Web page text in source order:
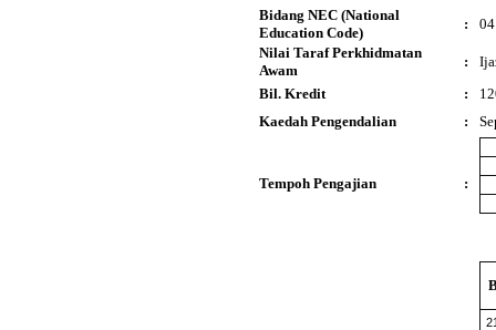
Bidang NEC (National
Education Code)
:
Nilai Taraf Perkhidmatan
Awam
:
Bil. Kredit
:
Kaedah Pengendalian
:
Tempoh Pengajian :